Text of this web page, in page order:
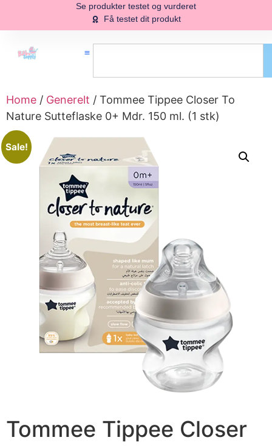
Se produkter testet og vurderet
Få testet dit produkt
Home / Generelt / Tommee Tippee Closer To
Nature Sutteflaske 0+ Mdr. 150 ml. (1 stk)
Sale!
Tommee Tippee Closer